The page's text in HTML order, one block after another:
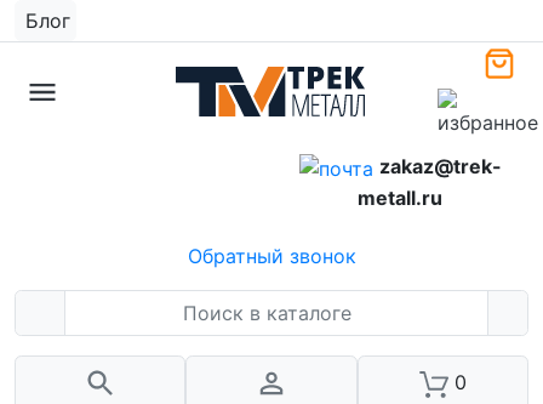
Блог
zakaz@trek-
metall.ru
Обратный звонок
0